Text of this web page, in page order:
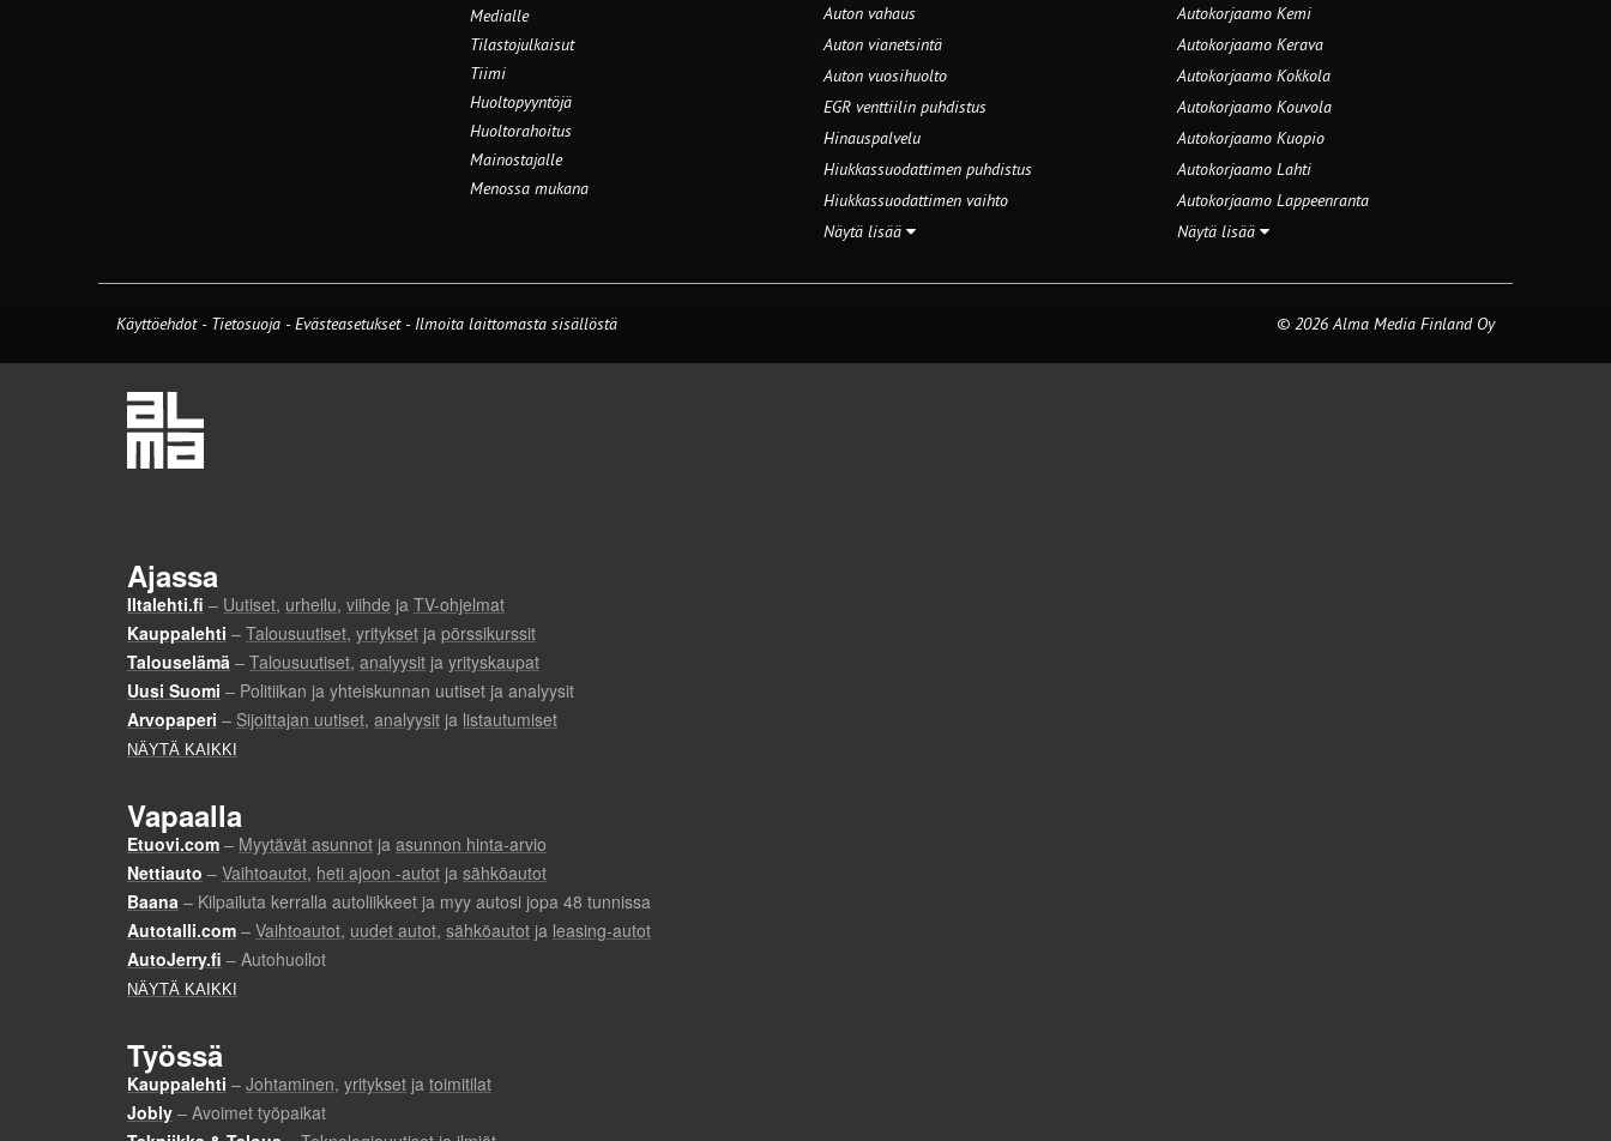
Medialle
Tilastojulkaisut
Tiimi
Huoltopyyntöjä
Huoltorahoitus
Mainostajalle
Menossa mukana
Auton vahaus
Auton vianetsintä
Auton vuosihuolto
EGR venttiilin puhdistus
Hinauspalvelu
Hiukkassuodattimen puhdistus
Hiukkassuodattimen vaihto
Näytä lisää
Autokorjaamo Kemi
Autokorjaamo Kerava
Autokorjaamo Kokkola
Autokorjaamo Kouvola
Autokorjaamo Kuopio
Autokorjaamo Lahti
Autokorjaamo Lappeenranta
Näytä lisää
Käyttöehdot - Tietosuoja -Evästeasetukset- Ilmoita laittomasta sisällöstä © 2026 Alma Media Finland Oy